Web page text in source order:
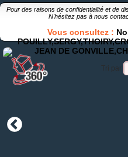
Pour des raisons de confidentialité et de
N'hésitez pas à nous
Vous consultez :
JEAN DE
Tri par